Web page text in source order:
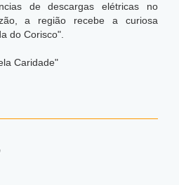
de descargas elétricas no
a região recebe a curiosa
do Corisco".
Caridade"